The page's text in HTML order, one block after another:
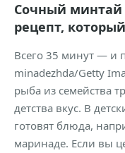
Сочный
рецепт,
Всего 35 минут — и
minadezhda/Getty
рыба из семейства
детства вкус. В
готовят блюда,
маринаде. Если вы